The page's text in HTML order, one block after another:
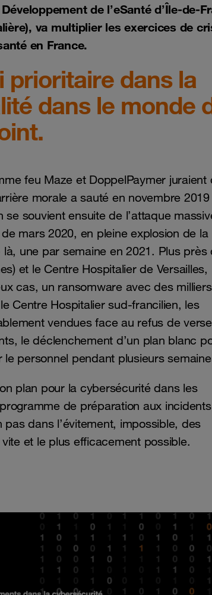
de l’eSanté d’Île-de-
va multiplier les exercices de
en France.
prioritaire dans la
dans le monde
feu Maze et DoppelPaymer juraient
morale a sauté en novembre
souvient ensuite de l’attaque
mars 2020, en pleine explosion de la
une par semaine en 2021. Plus près
et le Centre Hospitalier de Versailles,
cas, un ransomware avec des
Centre Hospitalier sud-francilien, les
vendues face au refus de
le déclenchement d’un plan blanc
personnel pendant plusieurs
plan pour la cybersécurité dans les
de préparation aux incidents
dans l’évitement, impossible, des
et le plus efficacement possible.